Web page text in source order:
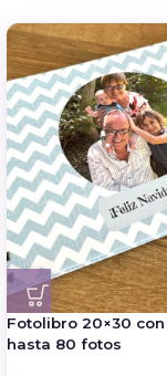
Fotolibro 20×30
hasta 80 fotos